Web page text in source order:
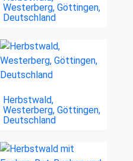
Westerberg, Göttingen,
Deutschland
Herbstwald,
Westerberg, Göttingen,
Deutschland